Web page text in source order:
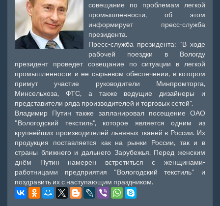
совещание по проблемам легкой
промышленности, об этом
информирует пресс-служба
президента.
Пресс-служба президента: "В ходе
рабочей поездки в Вологду
президент проведет совещание по ситуации в легкой
промышленности и ее сырьевом обеспечении, в котором
примут участие руководители Минпромторга,
Минсельхоза, ФТС, а также ведущие дизайнеры и
представители ряда производителей и торговых сетей".
Владимир Путин также запланировал посещение ОАО
"Вологодский текстиль", которое является одним из
крупнейших производителей льняных тканей в России. Их
продукция поставляется как на рынки России, так и в
страны ближнего и дальнего Зарубежья. Перед женским
днём Путин намерен встретиться с женщинами-
работницами предприятия "Вологодский текстиль" и
поздравить их с наступающим праздником.